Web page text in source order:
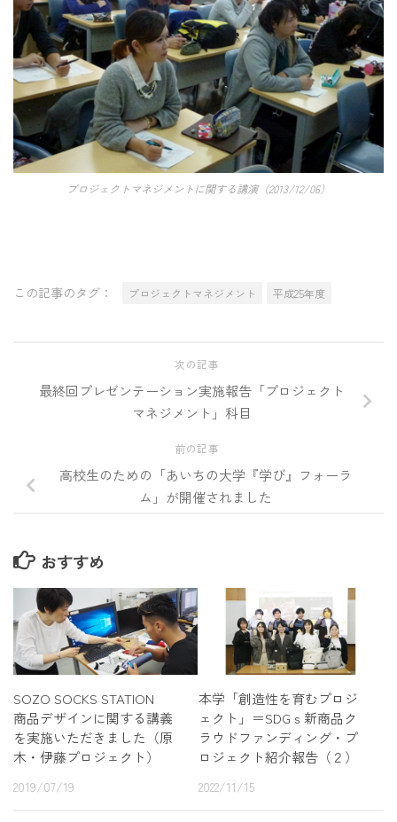
プロジェクトマネジメントに関する講演（2013/12/06）
この記事のタグ： プロジェクトマネジメント 平成25年度
次の記事
最終回プレゼンテーション実施報告「プロジェクト
マネジメント」科目
前の記事
高校生のための「あいちの大学『学び』フォーラ
ム」が開催されました
おすすめ
SOZO SOCKS STATION
商品デザインに関する講義
を実施いただきました（原
木・伊藤プロジェクト）
2019/07/19
本学「創造性を育むプロジ
ェクト」＝SDGｓ新商品ク
ラウドファンディング・プ
ロジェクト紹介報告（２）
2022/11/15